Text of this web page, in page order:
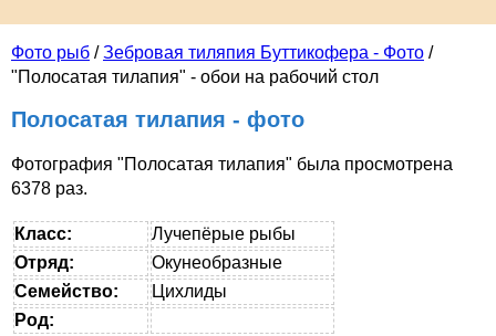
Фото рыб /Зебровая тиляпия Буттикофера - Фото /
"Полосатая тилапия" - обои на рабочий стол
Полосатая тилапия - фото
Фотография "Полосатая тилапия" была просмотрена
6378 раз.
Класс:
Лучепёрые рыбы
Отряд:
Окунеобразные
Семейство:
Цихлиды
Род: